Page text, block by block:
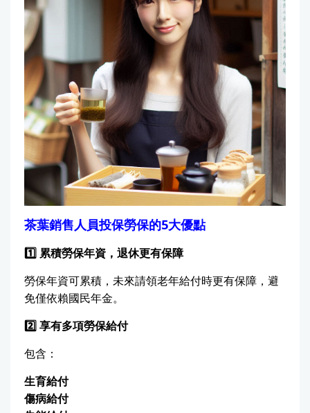
茶葉銷售人員投保勞保的5大優點
1️ 累積勞保年資，退休更有保障
勞保年資可累積，未來請領老年給付時更有保障，避
免僅依賴國民年金。
2️享有多項勞保給付
包含：
生育給付
傷病給付